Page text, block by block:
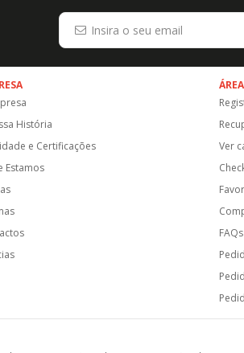
História
e Certificações
Estamos
Ver
FAQs